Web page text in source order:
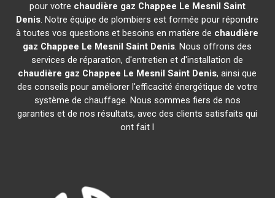
pour votre chaudière gaz Chappee Le Mesnil Saint
Denis. Notre équipe de plombiers est formée pour répondre
à toutes vos questions et besoins en matière de chaudière
gaz Chappee Le Mesnil Saint Denis. Nous offrons des
services de réparation, d'entretien et d'installation de
chaudière gaz Chappee Le Mesnil Saint Denis, ainsi que
des conseils pour améliorer l'efficacité énergétique de votre
système de chauffage. Nous sommes fiers de nos
garanties et de nos résultats, avec des clients satisfaits qui
ont fait l